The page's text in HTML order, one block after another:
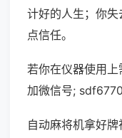
计好的人生；你
点信任。
若你在仪器使用
加微信号; sdf6770
自动麻将机拿好